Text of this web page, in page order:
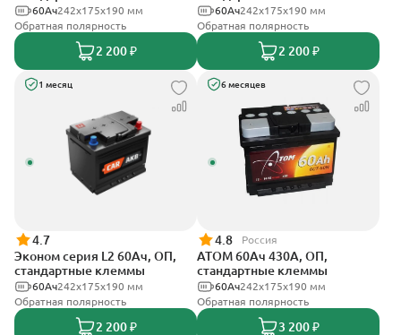
242х175х190 мм
60Ач
Обратная полярность
2 200 ₽
242х175х190 мм
60Ач
Обратная полярность
2 200 ₽
1 месяц
4.7
Эконом серия L2 60Ач, ОП,
стандартные клеммы
242х175х190 мм
60Ач
Обратная полярность
2 200 ₽
6 месяцев
4.8 Россия
АТОМ 60Ач 430А, ОП,
стандартные клеммы
242х175х190 мм
60Ач
Обратная полярность
3 200 ₽